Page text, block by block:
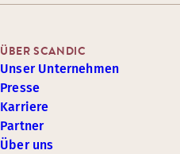
ÜBER SCANDIC
Unser Unternehmen
Presse
Karriere
Partner
Über uns